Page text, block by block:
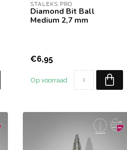
STALEKS PRO
Diamond Bit Ball
Medium 2,7 mm
€6,95
Op voorraad